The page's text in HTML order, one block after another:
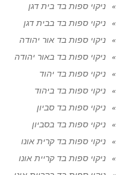
ניקוי ספות בד בית דגן
ניקוי ספות בד בבית דגן
ניקוי ספות בד אור יהודה
ניקוי ספות בד באור יהודה
ניקוי ספות בד יהוד
ניקוי ספות בד ביהוד
ניקוי ספות בד סביון
ניקוי ספות בד בסביון
ניקוי ספות בד קרית אונו
ניקוי ספות בד קריית אונו